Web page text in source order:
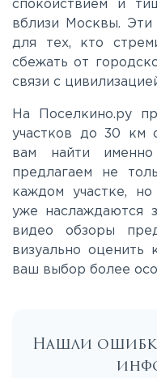
Московское
Мурманское
Новоприозерское
Приморское
Приозерское
Ропшинское
спокойствием и
вблизи Москвы. Эти
для тех, кто
сбежать от
связи с
На Поселкино.ру
участков до 30 км
вам найти
предлагаем не
каждом участке,
уже наслаждаются
видео обзоры
визуально оценить
ваш выбор более
Нашли